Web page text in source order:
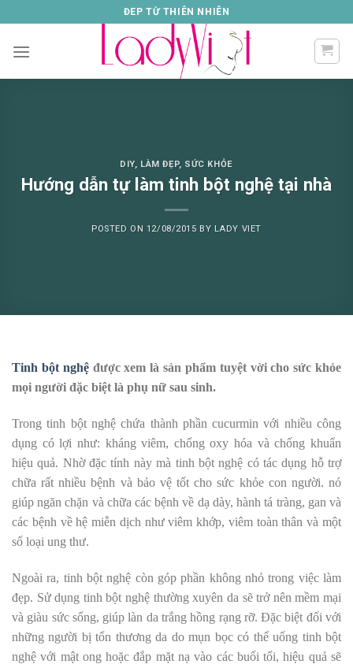
to
content
ĐEP TỪ THIÊN NHIÊN
DIY, LÀM ĐẸP, SỨC KHỎE
Hướng dẫn tự làm tinh bột nghệ tại nhà
POSTED ON 12/08/2015 BY LADY VIET
Tinh bột nghệđược xem là sản phẩm tuyệt vời cho sức khỏe
mọi người đặc biệt là phụ nữ sau sinh.
Trong tinh bột nghệ chứa thành phần cucurmin với nhiều công
dụng có lợi như: kháng viêm, chống oxy hóa và chống khuẩn
hiệu quả. Nhờ đặc tính này mà tinh bột nghệ có tác dụng hỗ trợ
chữa rất nhiều bệnh và bảo vệ tốt cho sức khỏe con người. nó
giúp ngăn chặn và chữa các bệnh về dạ dày, hành tá tràng, gan và
các bệnh về hệ miễn dịch như viêm khớp, viêm toàn thân và một
số loại ung thư.
Ngoài ra, tinh bột nghệ còn góp phần không nhỏ trong việc làm
đẹp. Sử dụng tinh bột nghệ thường xuyên da sẽ trở nên mềm mại
và giàu sức sống, giúp làn da trắng hồng rạng rỡ. Đặc biệt đối với
những người bị tổn thương da do mụn bọc có thể uống tinh bột
nghệ với mật ong hoặc đắp mặt nạ vào các buổi tối, hiệu quả sẽ